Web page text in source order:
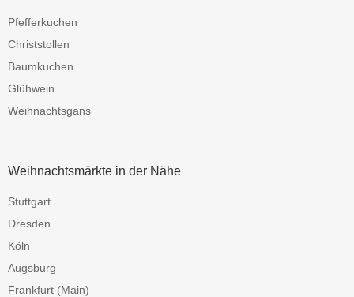
Pfefferkuchen
Christstollen
Baumkuchen
Glühwein
Weihnachtsgans
Weihnachtsmärkte in der Nähe
Stuttgart
Dresden
Köln
Augsburg
Frankfurt (Main)